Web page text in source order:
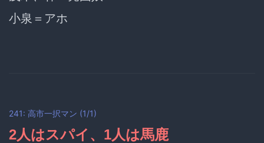
小泉＝アホ
241: 高市一択マン (1/1)
2人はスパイ、1人は馬鹿